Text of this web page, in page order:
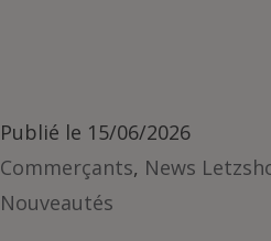
Publié le 15/06/2026
Commerçants, News
Nouveautés